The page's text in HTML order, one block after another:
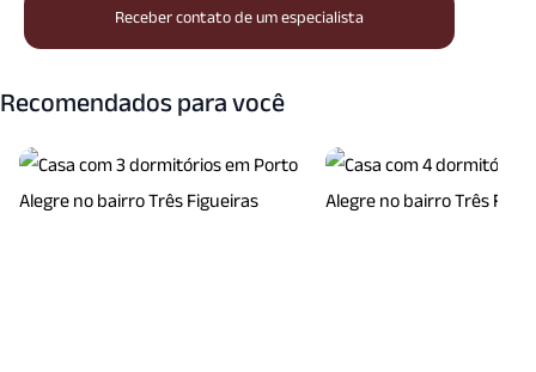
Receber contato de um especialista
Recomendados para você